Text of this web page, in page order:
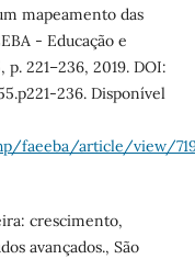
mapeamento das
- Educação e
221–236, 2019. DOI:
236. Disponível
faeeba/article/view/
crescimento,
avançados., São